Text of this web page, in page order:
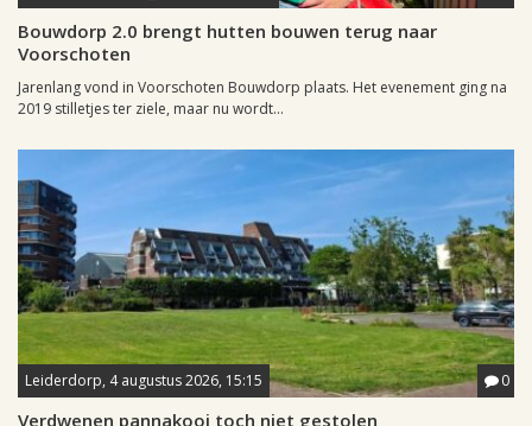
Bouwdorp 2.0 brengt hutten bouwen terug naar
Voorschoten
Jarenlang vond in Voorschoten Bouwdorp plaats. Het evenement ging na
2019 stilletjes ter ziele, maar nu wordt...
Leiderdorp, 4 augustus 2026, 15:15 0
Verdwenen pannakooi toch niet gestolen